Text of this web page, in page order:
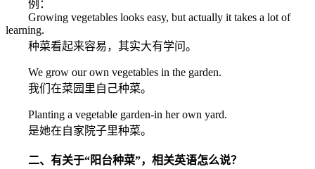
例：
Growing vegetables looks easy, but actually it takes a lot of
learning.
种菜看起来容易，其实大有学问。
We grow our own vegetables in the garden.
我们在菜园里自己种菜。
Planting a vegetable garden-in her own yard.
是她在自家院子里种菜。
二、有关于“阳台种菜”，相关英语怎么说？